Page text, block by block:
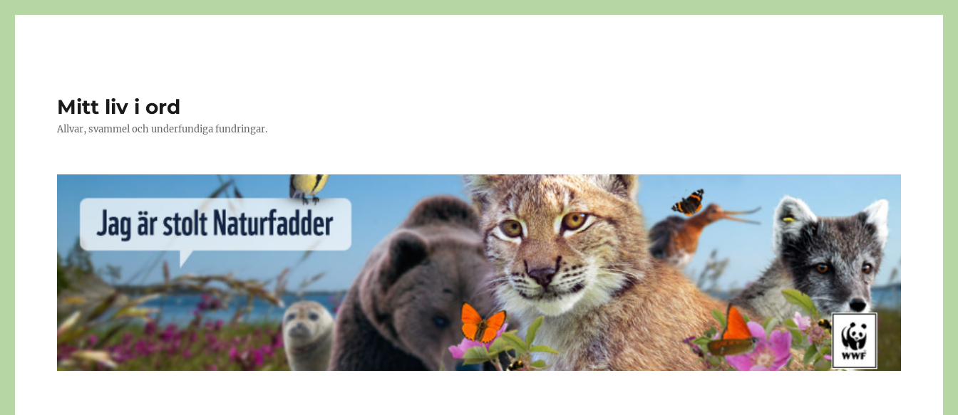
Mitt liv i ord
Allvar, svammel och underfundiga fundringar.